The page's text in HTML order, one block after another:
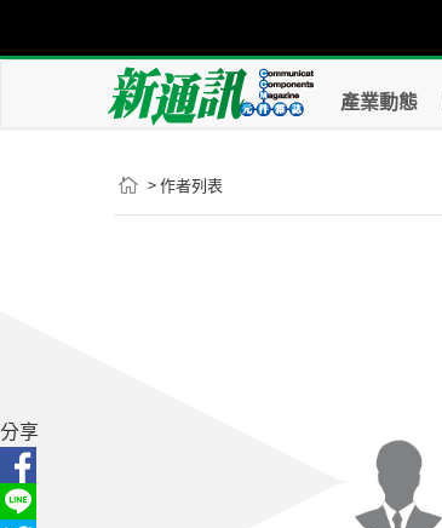
產業動態
> 作者列表
分享